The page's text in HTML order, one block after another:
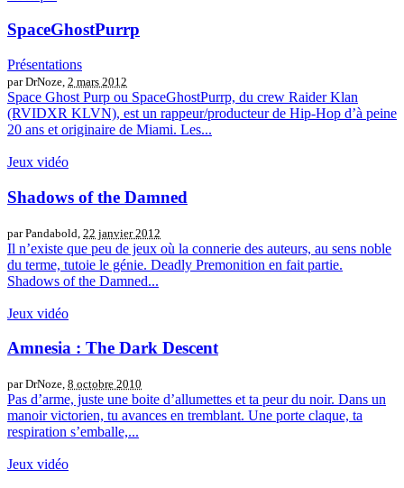
SpaceGhostPurrp
Présentations
par DrNoze, 2 mars 2012
Space Ghost Purp ou SpaceGhostPurrp, du crew Raider Klan
(RVIDXR KLVN), est un rappeur/producteur de Hip-Hop d’à peine
20 ans et originaire de Miami. Les...
Jeux vidéo
Shadows of the Damned
par Pandabold, 22 janvier 2012
Il n’existe que peu de jeux où la connerie des auteurs, au sens noble
du terme, tutoie le génie. Deadly Premonition en fait partie.
Shadows of the Damned...
Jeux vidéo
Amnesia : The Dark Descent
par DrNoze, 8 octobre 2010
Pas d’arme, juste une boite d’allumettes et ta peur du noir. Dans un
manoir victorien, tu avances en tremblant. Une porte claque, ta
respiration s’emballe,...
Jeux vidéo